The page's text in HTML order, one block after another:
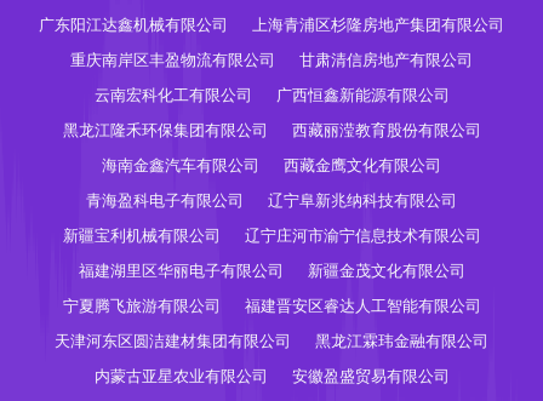
广东阳江达鑫机械有限公司
上海青浦区杉隆房地产集团有限公司
重庆南岸区丰盈物流有限公司
甘肃清信房地产有限公司
云南宏科化工有限公司
广西恒鑫新能源有限公司
黑龙江隆禾环保集团有限公司
西藏丽滢教育股份有限公司
海南金鑫汽车有限公司
西藏金鹰文化有限公司
青海盈科电子有限公司
辽宁阜新兆纳科技有限公司
新疆宝利机械有限公司
辽宁庄河市渝宁信息技术有限公司
福建湖里区华丽电子有限公司
新疆金茂文化有限公司
宁夏腾飞旅游有限公司
福建晋安区睿达人工智能有限公司
天津河东区圆洁建材集团有限公司
黑龙江霖玮金融有限公司
内蒙古亚星农业有限公司
安徽盈盛贸易有限公司